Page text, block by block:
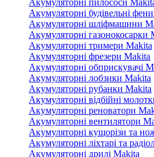
Акумуляторні пилососи
Акумуляторні будівельні
Акумуляторні шліфмашини
Акумуляторні газонокосарки
Акумуляторні тримери Makita
Акумуляторні фрезери Makita
Акумуляторні обприскувачі
Акумуляторні лобзики Makita
Акумуляторні рубанки Makita
Акумуляторні відбійні
Акумуляторні реноватори
Акумуляторні вентилятори
Акумуляторні кущорізи та
Акумуляторні ліхтарі та
Акумуляторні дрилі Makita